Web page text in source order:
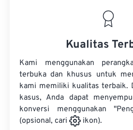
Kualitas
Kami menggunakan
terbuka dan khusus untuk
kami memiliki kualitas terbaik.
kasus, Anda dapat
konversi menggunakan
(opsional, cari
ikon).